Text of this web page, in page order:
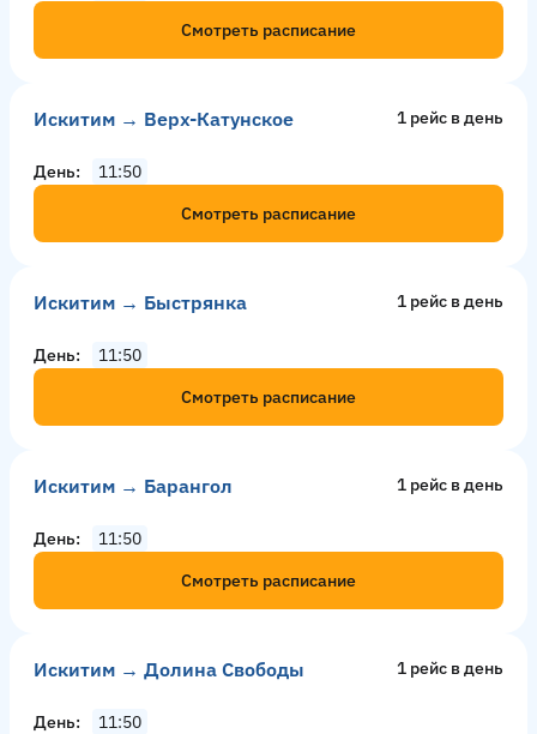
Смотреть расписание
Искитим → Верх-Катунское 1 рейс в день
День
11:50
Смотреть расписание
Искитим → Быстрянка 1 рейс в день
День
11:50
Смотреть расписание
Искитим → Барангол 1 рейс в день
День
11:50
Смотреть расписание
Искитим → Долина Свободы 1 рейс в день
День
11:50